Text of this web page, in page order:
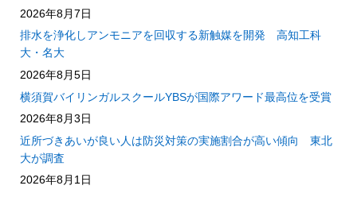
2026年8月7日
排水を浄化しアンモニアを回収する新触媒を開発 高知工科
大・名大
2026年8月5日
横須賀バイリンガルスクールYBSが国際アワード最高位を受賞
2026年8月3日
近所づきあいが良い人は防災対策の実施割合が高い傾向 東北
大が調査
2026年8月1日